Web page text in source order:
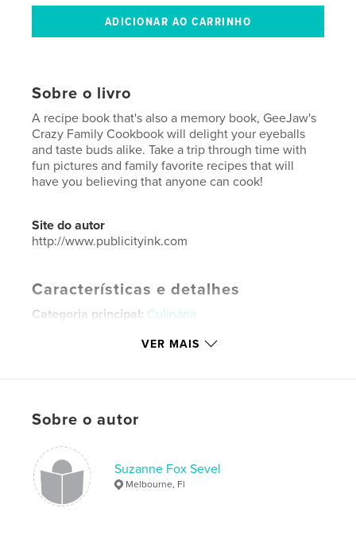
Sobre o livro
A recipe book that's also a memory book, GeeJaw's
Crazy Family Cookbook will delight your eyeballs
and taste buds alike. Take a trip through time with
fun pictures and family favorite recipes that will
have you believing that anyone can cook!
Site do autor
http://www.publicityink.com
Características e detalhes
Categoria principal: Culinária
Categorias adicionais Scrapbooking
IdiomaEnglish
Palavras-chavee
Recipe
VER MAIS
Sobre o autor
Suzanne Fox Sevel
Melbourne, Fl